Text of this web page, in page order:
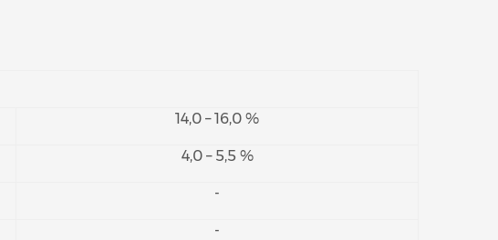
14,0 – 16,0 %
4,0 – 5,5 %
-
-